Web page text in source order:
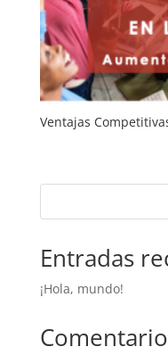
Ventajas
Entradas
¡Hola, mundo!